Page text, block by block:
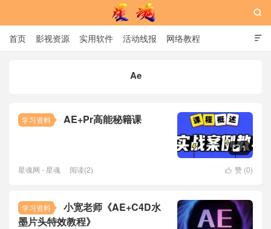

首页 影视资源 实用软件 活动线报 网络教程

Ae
学习资料 AE+Pr高能秘籍课
 1
 赞 (0)
星魂网 - 星魂 阅读(2)
学习资料
小宽老师《AE+C4D水
墨片头特效教程》